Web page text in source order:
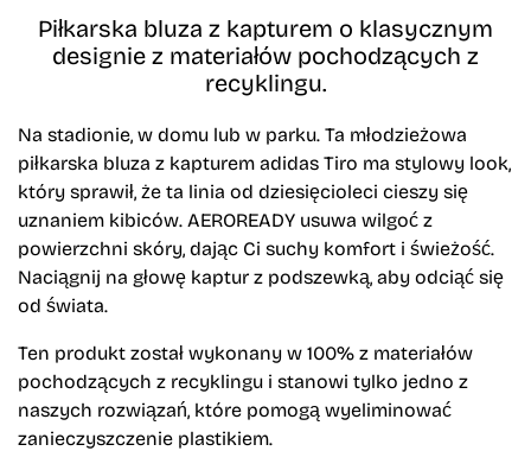
Piłkarska bluza z kapturem o klasycznym
designie z materiałów pochodzących z
recyklingu.
Na stadionie, w domu lub w parku. Ta młodzieżowa
piłkarska bluza z kapturem adidas Tiro ma stylowy look,
który sprawił, że ta linia od dziesięcioleci cieszy się
uznaniem kibiców. AEROREADY usuwa wilgoć z
powierzchni skóry, dając Ci suchy komfort i świeżość.
Naciągnij na głowę kaptur z podszewką, aby odciąć się
od świata.
Ten produkt został wykonany w 100% z materiałów
pochodzących z recyklingu i stanowi tylko jedno z
naszych rozwiązań, które pomogą wyeliminować
zanieczyszczenie plastikiem.